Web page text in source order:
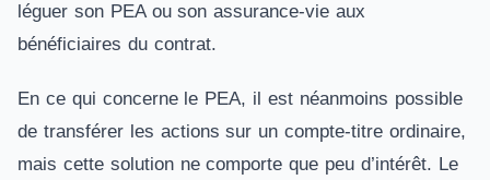
léguer son PEA ou son assurance-vie aux
bénéficiaires du contrat.
En ce qui concerne le PEA, il est néanmoins possible
de transférer les actions sur un compte-titre ordinaire,
mais cette solution ne comporte que peu d’intérêt. Le